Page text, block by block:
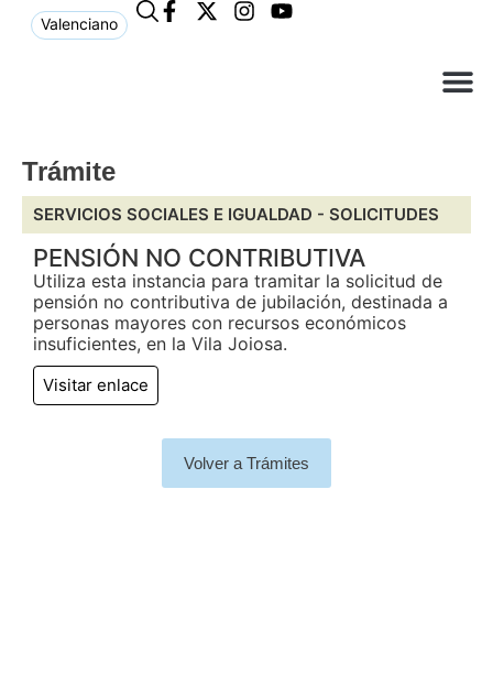
Valenciano
Trámite
SERVICIOS SOCIALES E IGUALDAD - SOLICITUDES
PENSIÓN NO CONTRIBUTIVA
Utiliza esta instancia para tramitar la solicitud de
pensión no contributiva de jubilación, destinada a
personas mayores con recursos económicos
insuficientes, en la Vila Joiosa.
Visitar enlace
Volver a Trámites